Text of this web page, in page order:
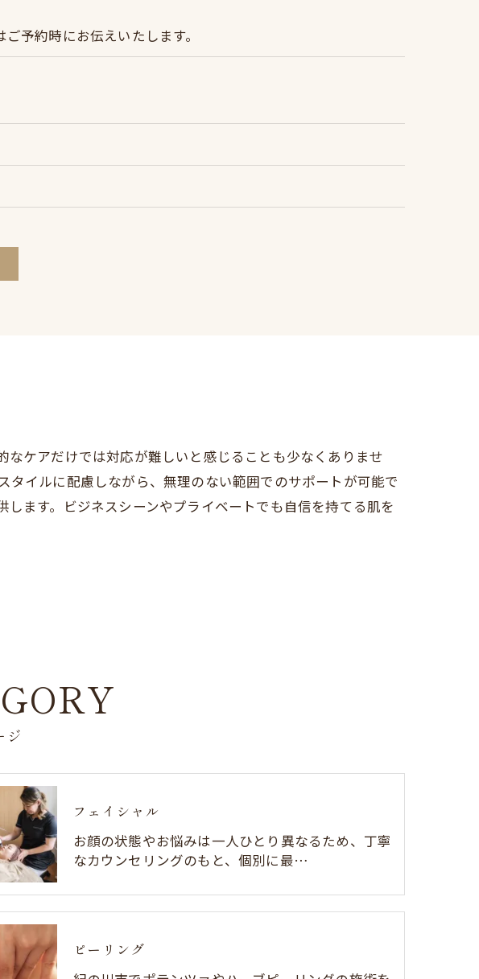
予約時にお伝えいたします。
ケアだけでは対応が難しいと感じることも少なくありませ
イルに配慮しながら、無理のない範囲でのサポートが可能で
ます。ビジネスシーンやプライベートでも自信を持てる肌を
ジ
フェイシャル
お顔の状態やお悩みは一人ひとり異なるため、丁寧
なカウンセリングのもと、個別に最…
ピーリング